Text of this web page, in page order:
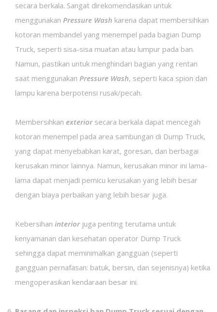
secara berkala. Sangat direkomendasikan untuk
menggunakan Pressure Wash karena dapat membersihkan
kotoran membandel yang menempel pada bagian Dump
Truck, seperti sisa-sisa muatan atau lumpur pada ban.
Namun, pastikan untuk menghindari bagian yang rentan
saat menggunakan Pressure Wash, seperti kaca spion dan
lampu karena berpotensi rusak/pecah.
Membersihkan exteriorsecara berkala dapat mencegah
kotoran menempel pada area sambungan di Dump Truck,
yang dapat menyebabkan karat, goresan, dan berbagai
kerusakan minor lainnya. Namun, kerusakan minor ini lama-
lama dapat menjadi pemicu kerusakan yang lebih besar
dengan biaya perbaikan yang lebih besar juga.
Kebersihaninterior juga penting terutama untuk
kenyamanan dan kesehatan operator Dump Truck
sehingga dapat meminimalkan gangguan (seperti
gangguan pernafasan: batuk, bersin, dan sejenisnya) ketika
mengoperasikan kendaraan besar ini.